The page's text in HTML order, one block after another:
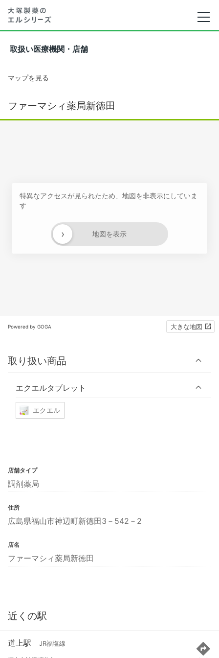
取扱い医療機関・店舗
マップを見る
ファーマシィ薬局新徳田
特異なアクセスが見られたため、地図を非表示にしていま
す
地図を表示
›
Powered by GOGA 大きな地図
取り扱い商品
エクエルタブレット
エクエル
店舗タイプ
調剤薬局
住所
広島県福山市神辺町新徳田3－542－2
店名
ファーマシィ薬局新徳田
近くの駅
道上駅 JR福塩線